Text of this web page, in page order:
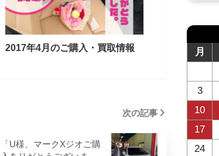
2017年4月のご購入・買取情報
次の記事
「U様、マークXジオご購
月
3
10
17
24